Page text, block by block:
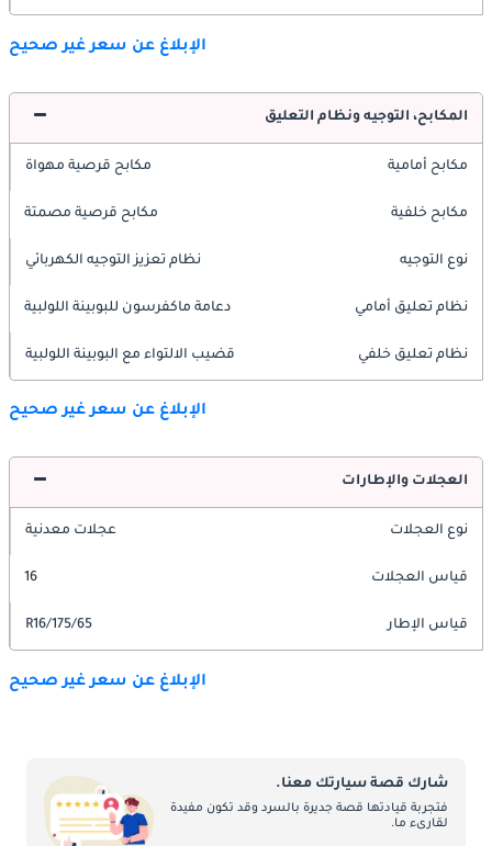
الإبلاغ عن سعر غير صحيح
المكابح، التوجيه ونظام التعليق
مكابح أمامية مكابح قرصية مهواة
مكابح خلفية مكابح قرصية مصمتة
نوع التوجيه نظام تعزيز التوجيه الكهربائي
نظام تعليق أمامي دعامة ماكفرسون للبوبينة اللولبية
نظام تعليق خلفي قضيب الالتواء مع البوبينة اللولبية
الإبلاغ عن سعر غير صحيح
العجلات والإطارات
نوع العجلات عجلات معدنية
قياس العجلات 16
قياس الإطار 175/65/R16
الإبلاغ عن سعر غير صحيح
شارك قصة سيارتك معنا.
فتجربة قيادتها قصة جديرة بالسرد وقد تكون مفيدة
لقارىء ما.